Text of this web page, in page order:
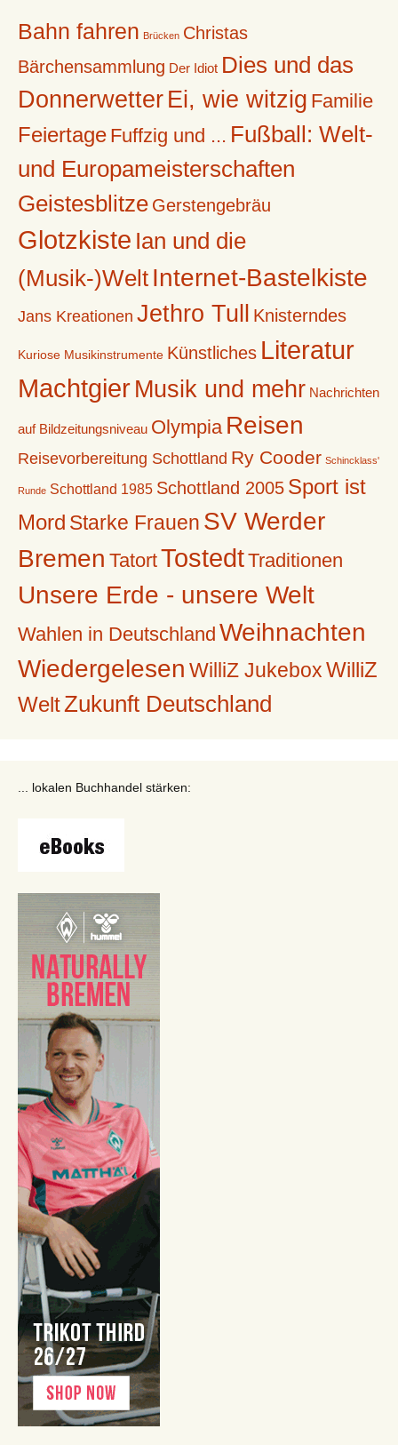
Bahn fahren Brücken Christas
Bärchensammlung Der Idiot Dies und das
Donnerwetter Ei, wie witzig Familie
Feiertage Fuffzig und ... Fußball: Welt-
und Europameisterschaften
Geistesblitze Gerstengebräu
Glotzkiste Ian und die
(Musik-)Welt Internet-Bastelkiste
Jans Kreationen Jethro Tull Knisterndes
Kuriose Musikinstrumente Künstliches Literatur
MachtgierMusik und mehr Nachrichten
auf Bildzeitungsniveau Olympia Reisen
Reisevorbereitung Schottland Ry Cooder Schincklass'
Runde Schottland 1985 Schottland 2005 Sport ist
Mord Starke Frauen SV Werder
Bremen TatortTostedtTraditionen
Unsere Erde - unsere Welt
Wahlen in Deutschland Weihnachten
Wiedergelesen WilliZ Jukebox WilliZ
WeltZukunft Deutschland
... lokalen Buchhandel stärken: